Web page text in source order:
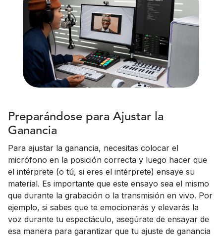
Preparándose para Ajustar la
Ganancia
Para ajustar la ganancia, necesitas colocar el
micrófono en la posición correcta y luego hacer que
el intérprete (o tú, si eres el intérprete) ensaye su
material. Es importante que este ensayo sea el mismo
que durante la grabación o la transmisión en vivo. Por
ejemplo, si sabes que te emocionarás y elevarás la
voz durante tu espectáculo, asegúrate de ensayar de
esa manera para garantizar que tu ajuste de ganancia